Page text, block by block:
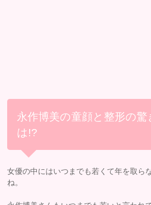
永作博美の童顔と整形の驚
は!?
女優の中にはいつまでも若くて年を取ら
ね。